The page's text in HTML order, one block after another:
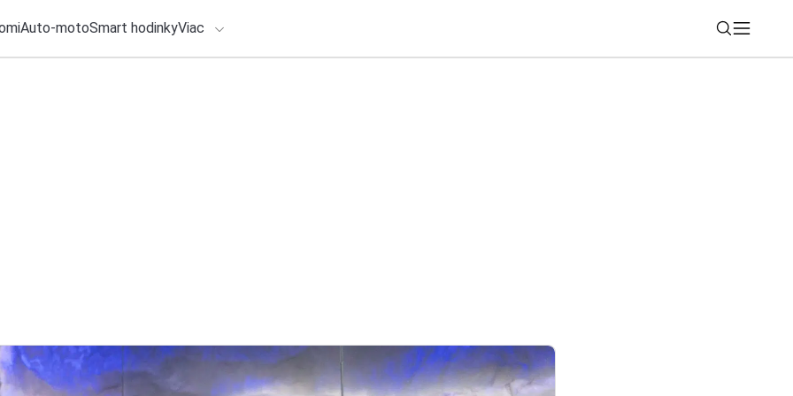
Auto-motoSmart hodinkyViac